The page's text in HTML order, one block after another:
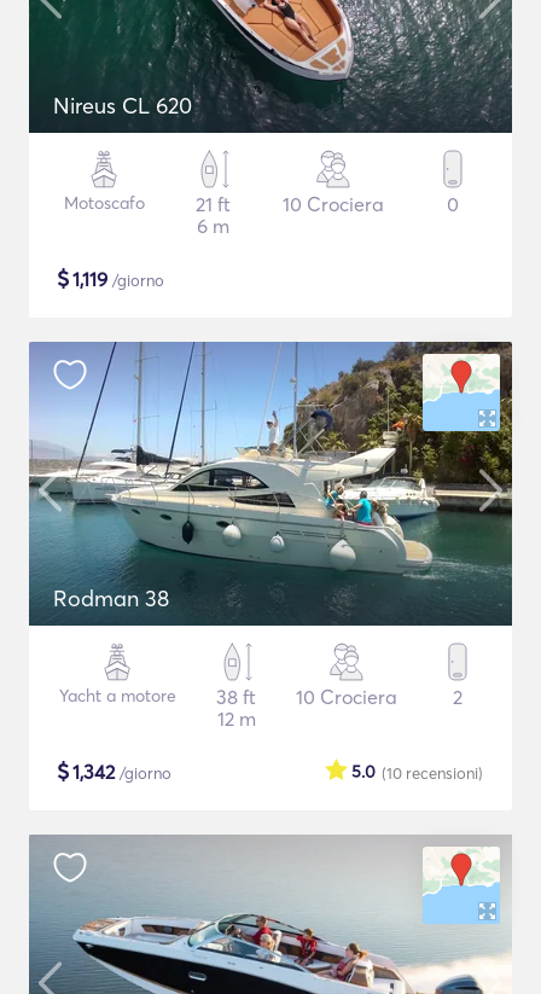
Nireus CL 620
Motoscafo
21 ft
6 m
10 Crociera 0
$1,119 /giorno
Rodman 38
Yacht a motore
38 ft
12 m
10 Crociera 2
$1,342/giorno (10 recensioni)
5.0